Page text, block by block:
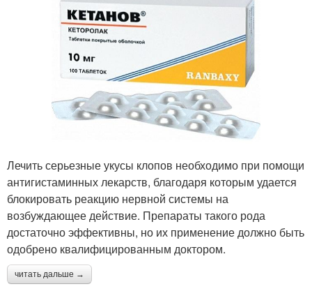
Лечить серьезные укусы клопов необходимо при помощи
антигистаминных лекарств, благодаря которым удается
блокировать реакцию нервной системы на
возбуждающее действие. Препараты такого рода
достаточно эффективны, но их применение должно быть
одобрено квалифицированным доктором.
читать дальше →